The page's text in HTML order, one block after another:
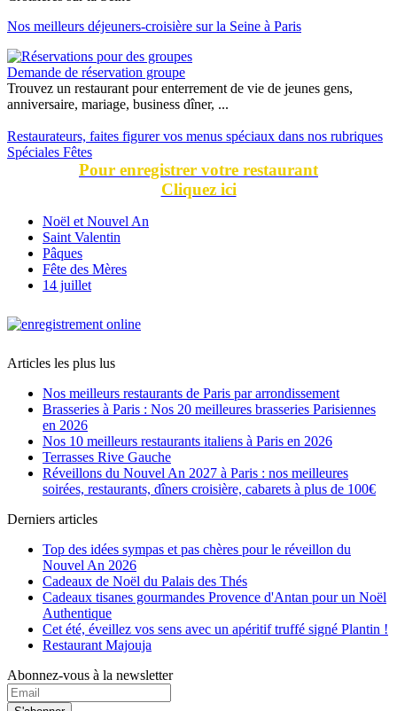
Nos meilleurs déjeuners-croisière sur la Seine à Paris
Demande de réservation groupe
Trouvez un restaurant pour enterrement de vie de jeunes gens,
anniversaire, mariage, business dîner, ...
Restaurateurs, faites figurer vos menus spéciaux dans nos rubriques
Spéciales Fêtes
Pour enregistrer votre restaurant
Cliquez ici
Noël et Nouvel An
Saint Valentin
Pâques
Fête des Mères
14 juillet
Articles les plus lus
Nos meilleurs restaurants de Paris par arrondissement
Brasseries à Paris : Nos 20 meilleures brasseries Parisiennes
en 2026
Nos 10 meilleurs restaurants italiens à Paris en 2026
Terrasses Rive Gauche
Réveillons du Nouvel An 2027 à Paris : nos meilleures
soirées, restaurants, dîners croisière, cabarets à plus de 100€
Derniers articles
Top des idées sympas et pas chères pour le réveillon du
Nouvel An 2026
Cadeaux de Noël du Palais des Thés
Cadeaux tisanes gourmandes Provence d'Antan pour un Noël
Authentique
Cet été, éveillez vos sens avec un apéritif truffé signé Plantin !
Restaurant Majouja
Abonnez-vous à la newsletter